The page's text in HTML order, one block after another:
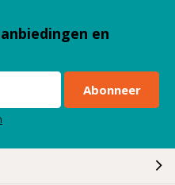
en
Abonneer